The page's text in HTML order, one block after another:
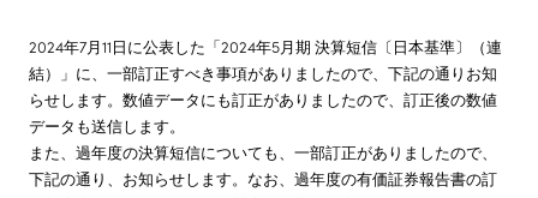
会社情報
株主・投資家情報
2024年7月11日に公表した「2024年5月期 決算短信〔日本基準〕（連
結）」に、一部訂正すべき事項がありましたので、下記の通りお知
らせします。数値データにも訂正がありましたので、訂正後の数値
データも送信します。
また、過年度の決算短信についても、一部訂正がありましたので、
下記の通り、お知らせします。なお、過年度の有価証券報告書の訂